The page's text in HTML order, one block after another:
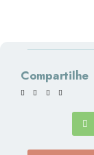
Compartilhe